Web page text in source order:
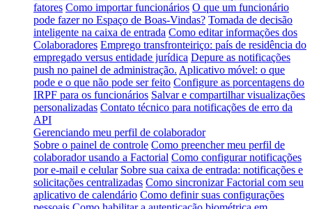
fatores Como importar funcionários O que um funcionário
pode fazer no Espaço de Boas-Vindas? Tomada de decisão
inteligente na caixa de entrada Como editar informações dos
Colaboradores Emprego transfronteiriço: país de residência do
empregado versus entidade jurídica Depure as notificações
push no painel de administração. Aplicativo móvel: o que
pode e o que não pode ser feito Configure as porcentagens do
IRPF para os funcionários Salvar e compartilhar visualizações
personalizadas Contato técnico para notificações de erro da
API
Gerenciando meu perfil de colaborador
Sobre o painel de controle Como preencher meu perfil de
colaborador usando a Factorial Como configurar notificações
por e-mail e celular Sobre sua caixa de entrada: notificações e
solicitações centralizadas Como sincronizar Factorial com seu
aplicativo de calendário Como definir suas configurações